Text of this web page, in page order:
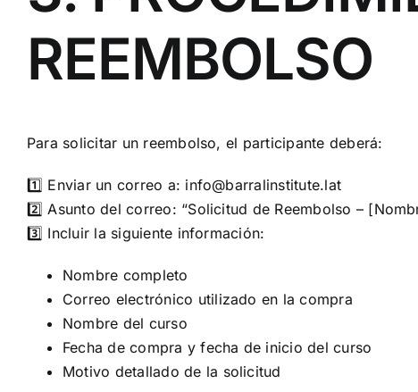
REEMBOLSO
Para solicitar un reembolso, el participante deberá:
1️⃣ Enviar un correo a: info@barralinstitute.lat
2️⃣ Asunto del correo: “Solicitud de Reembolso –
3️⃣ Incluir la siguiente información:
Nombre completo
Correo electrónico utilizado en la compra
Nombre del curso
Fecha de compra y fecha de inicio del curso
Motivo detallado de la solicitud